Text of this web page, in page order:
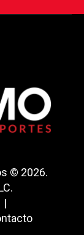
© 2026.